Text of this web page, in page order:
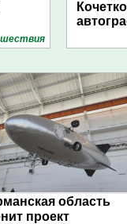
область
проект